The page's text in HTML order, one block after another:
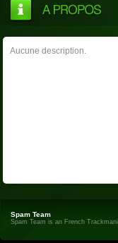
Aucune description.
Spam Team
Spam Team is an French